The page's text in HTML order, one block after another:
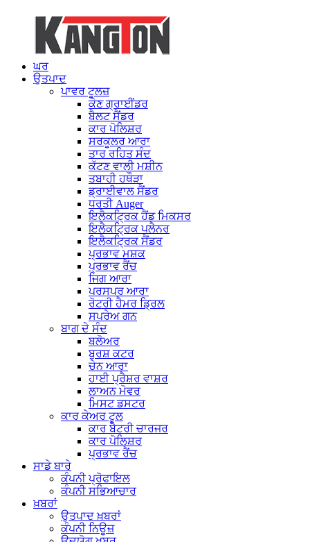
ਘਰ
ਉਤਪਾਦ
ਪਾਵਰ ਟੂਲਜ਼
ਕੋਣ ਗ੍ਰਾਈਂਡਰ
ਬੈਲਟ ਸੈਂਡਰ
ਕਾਰ ਪੋਲਿਸ਼ਰ
ਸਰਕੂਲਰ ਆਰਾ
ਤਾਰ ਰਹਿਤ ਸੰਦ
ਕੱਟਣ ਵਾਲੀ ਮਸ਼ੀਨ
ਤਬਾਹੀ ਹਥੌੜਾ
ਡ੍ਰਾਈਵਾਲ ਸੈਂਡਰ
ਧਰਤੀ Auger
ਇਲੈਕਟ੍ਰਿਕ ਹੈਂਡ ਮਿਕਸਰ
ਇਲੈਕਟ੍ਰਿਕ ਪਲੈਨਰ
ਇਲੈਕਟ੍ਰਿਕ ਸੈਂਡਰ
ਪ੍ਰਭਾਵ ਮਸ਼ਕ
ਪ੍ਰਭਾਵ ਰੈਂਚ
ਜਿਗ ਆਰਾ
ਪਰਸਪਰ ਆਰਾ
ਰੋਟਰੀ ਹੈਮਰ ਡ੍ਰਿਲ
ਸਪਰੇਅ ਗਨ
ਬਾਗ ਦੇ ਸੰਦ
ਬਲੋਅਰ
ਬੁਰਸ਼ ਕਟਰ
ਚੇਨ ਆਰਾ
ਹਾਈ ਪ੍ਰੈਸ਼ਰ ਵਾਸ਼ਰ
ਲਾਅਨ ਮੋਵਰ
ਮਿਸਟ ਡਸਟਰ
ਕਾਰ ਕੇਅਰ ਟੂਲ
ਕਾਰ ਬੈਟਰੀ ਚਾਰਜਰ
ਕਾਰ ਪੋਲਿਸ਼ਰ
ਪ੍ਰਭਾਵ ਰੈਂਚ
ਸਾਡੇ ਬਾਰੇ
ਕੰਪਨੀ ਪ੍ਰੋਫਾਇਲ
ਕੰਪਨੀ ਸਭਿਆਚਾਰ
ਖ਼ਬਰਾਂ
ਉਤਪਾਦ ਖ਼ਬਰਾਂ
ਕੰਪਨੀ ਨਿਊਜ਼